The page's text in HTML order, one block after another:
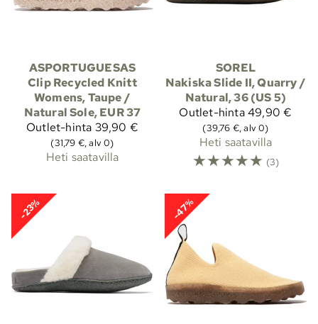
ASPORTUGUESAS
Clip Recycled Knitt
Womens, Taupe /
Natural Sole, EUR 37
Outlet-hinta 39,90 €
(31,79 €, alv 0)
Heti saatavilla
SOREL
Nakiska Slide II, Quarry /
Natural, 36 (US 5)
Outlet-hinta49,90 €
(39,76 €, alv 0)
Heti saatavilla
☆☆☆☆☆ (3)
-23% -47%